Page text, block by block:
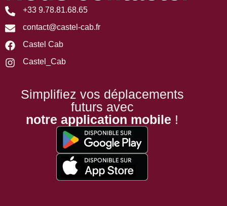
Simplifiez vos déplacements
futurs avec
notre application mobile !
+33 9.78.81.68.65
contact@castel-cab.fr
Castel Cab
Castel_Cab